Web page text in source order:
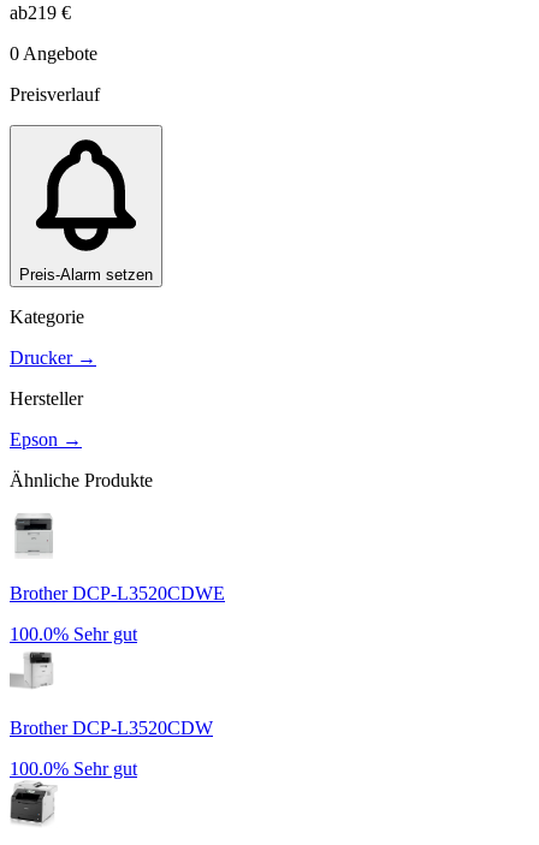
ab219 €
0 Angebote
Preisverlauf
Preis-Alarm setzen
Kategorie
Drucker→
Hersteller
Epson →
Ähnliche Produkte
Brother DCP-L3520CDWE
100.0% Sehr gut
Brother DCP-L3520CDW
100.0% Sehr gut